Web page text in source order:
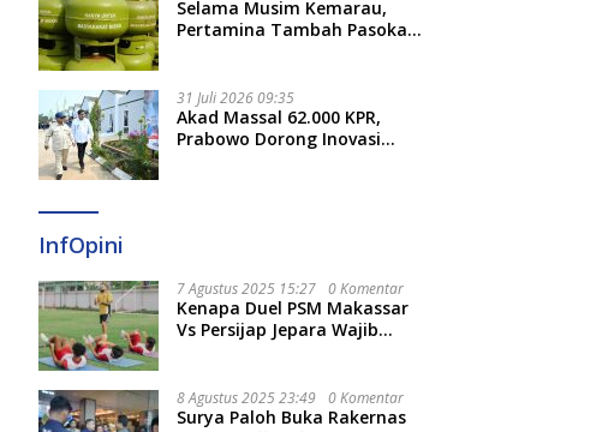
Selama Musim Kemarau,
Pertamina Tambah Pasokan
31 Juli 2026 09:35
Akad Massal 62.000 KPR,
Prabowo Dorong Inovasi
InfOpini
7 Agustus 2025 15:27 0 Komentar
Kenapa Duel PSM Makassar
Vs Persijap Jepara Wajib
8 Agustus 2025 23:49 0 Komentar
Surya Paloh Buka Rakernas